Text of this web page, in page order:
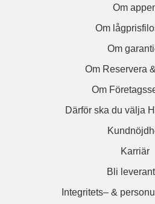
Om
Om
Om
Om Reservera
Om
Därför ska du välja
Karriär
Bli
Integritets– &